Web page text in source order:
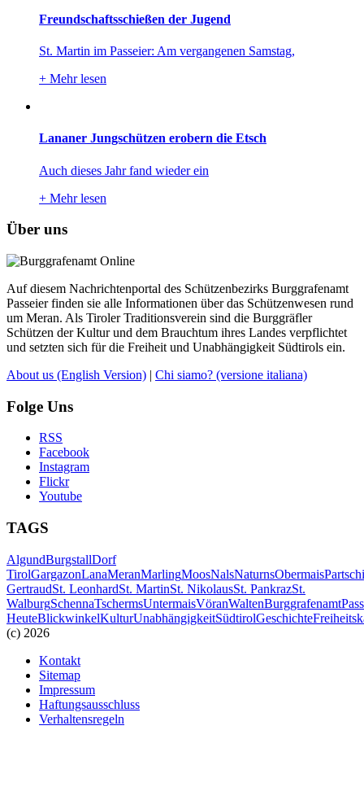
Freundschaftsschießen der Jugend
St. Martin im Passeier: Am vergangenen Samstag,
+ Mehr lesen
Lananer Jungschützen erobern die Etsch
Auch dieses Jahr fand wieder ein
+ Mehr lesen
Über uns
Auf diesem Nachrichtenportal des Schützenbezirks Burggrafenamt
Passeier finden sie alle Informationen über das Schützenwesen rund
um Meran. Als Tiroler Traditionsverein sind die Burggräfler
Schützen der Kultur und dem Brauchtum ihres Landes verpflichtet
und setzten sich für die Freiheit und Unabhängigkeit Südtirols ein.
About us (English Version) | Chi siamo? (versione italiana)
Folge Uns
RSS
Facebook
Instagram
Flickr
Youtube
TAGS
AlgundBurgstallDorf
TirolGargazonLanaMeranMarlingMoosNalsNaturnsObermais
GertraudSt. LeonhardSt. MartinSt. NikolausSt. PankrazSt.
WalburgSchennaTschermsUntermaisVöranWaltenBurggrafenamt
HeuteBlickwinkelKulturUnabhängigkeitSüdtirolGeschichte
(c) 2026
Kontakt
Sitemap
Impressum
Haftungsausschluss
Verhaltensregeln